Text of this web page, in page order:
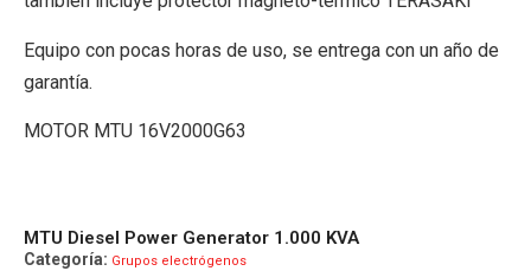
Equipo con pocas horas de uso, se entrega con un año de
garantía.
MOTOR MTU 16V2000G63
MTU Diesel Power Generator 1.000 KVA
Categoría: Grupos electrógenos